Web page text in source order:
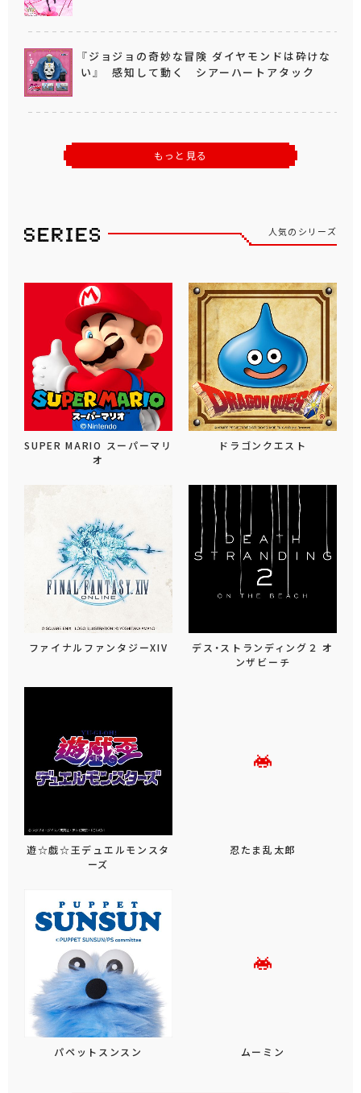
『ジョジョの奇妙な冒険 ダイヤモンドは砕けな
い』 感知して動く シアーハートアタック
もっと見る
人気のシリーズ
SUPER MARIO スーパーマリ
オ
ドラゴンクエスト
ファイナルファンタジーXIV
デス・ストランディング２ オ
ンザビーチ
遊☆戯☆王デュエルモンスタ
ーズ
忍たま乱太郎
パペットスンスン ムーミン